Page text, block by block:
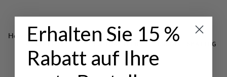
Hervorragend für
TREKKING
TREKKING
NORDIC SKATING
Erhalten Sie 15 %
Rabatt auf Ihre